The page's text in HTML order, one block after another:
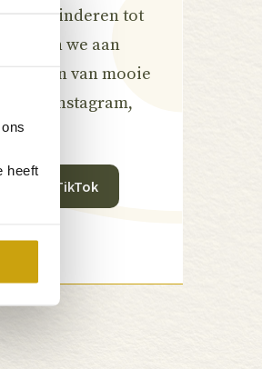
heeft
voor kinderen tot
we aan
van mooie
op Instagram,
ons op TikTok